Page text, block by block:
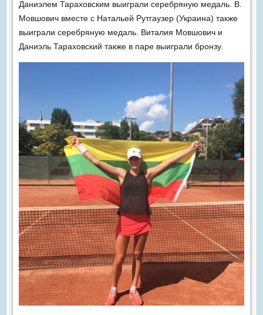
Даниэлем Тараховским выиграли серебряную медаль. В.
Мовшович вместе с Натальей Рутгаузер (Украина) также
выиграли серебряную медаль. Виталия Мовшович и
Даниэль Тараховский также в паре выиграли бронзу.